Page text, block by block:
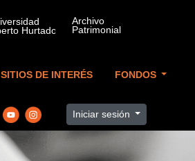
SITIOS DE INTERÉS FONDOS
Iniciar sesión